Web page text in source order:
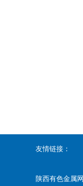
友情链接：
陕西有色金属网